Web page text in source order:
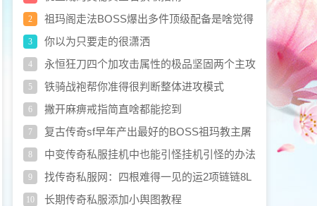
2
祖玛阁走法BOSS爆出多件顶级配备是啥觉得
爆出护身和开天手都抖
3 你以为只要走的很潇洒
4
永恒狂刀四个加攻击属性的极品坚固两个主攻
两个主守
5 铁骑战袍帮你准得很判断整体进攻模式
6 撇开麻痹戒指简直啥都能挖到
7
复古传奇sf早年产出最好的BOSS祖玛教主屠
龙和麻戒都爆
8 中变传奇私服挂机中也能引怪挂机引怪的办法
9
找传奇私服网：四根难得一见的运2项链链8L
的速度+2项链最牛
10 长期传奇私服添加小舆图教程